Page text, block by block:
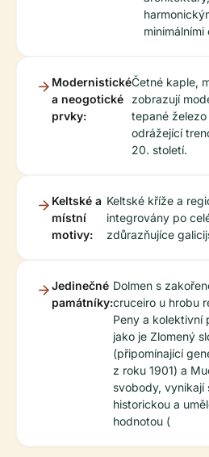
minimálními
Modernistické
a neogotické
prvky:
Četné kaple,
zobrazují
tepané železo
odrážející
20. století.
Keltské a
místní
motivy:
Keltské kříže a
integrovány po
zdůrazňujíce
Jedinečné
památníky:
Dolmen s
cruceiro u hrobu
Peny a kolektivní
jako je Zlomený
(připomínající
z roku 1901) a
svobody, vynikají
historickou a
hodnotou (